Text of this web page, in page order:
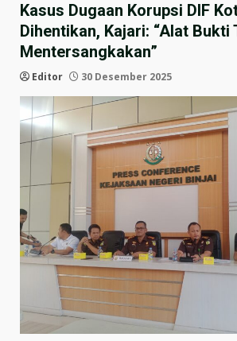
Kasus Dugaan Korupsi DIF
Dihentikan, Kajari: “Alat Bukti
Mentersangkakan”
Editor 30 Desember 2025